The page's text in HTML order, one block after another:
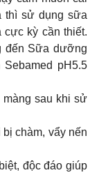
thì sử dụng sữa
cực kỳ cần thiết.
đến Sữa dưỡng
pH5.5
màng sau khi sử
chàm, vẩy nến
độc đáo giúp